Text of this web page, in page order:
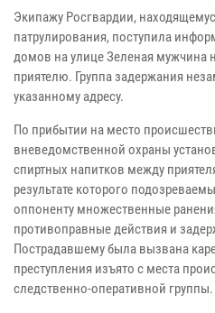
Экипажу Росгвардии,
патрулирования, поступила
домов на улице Зеленая мужчина
приятелю. Группа задержания
указанному адресу.
По прибытии на место
вневедомственной охраны
спиртных напитков между
результате которого
оппоненту множественные
противоправные действия и
Пострадавшему была вызвана
преступления изъято с места
следственно-оперативной группы.